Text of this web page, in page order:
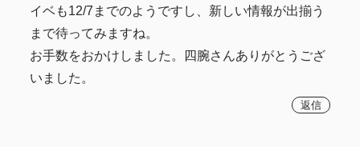
イベも12/7までのようですし、新しい情報が出揃う
まで待ってみますね。
お手数をおかけしました。四腕さんありがとうござ
いました。
返信